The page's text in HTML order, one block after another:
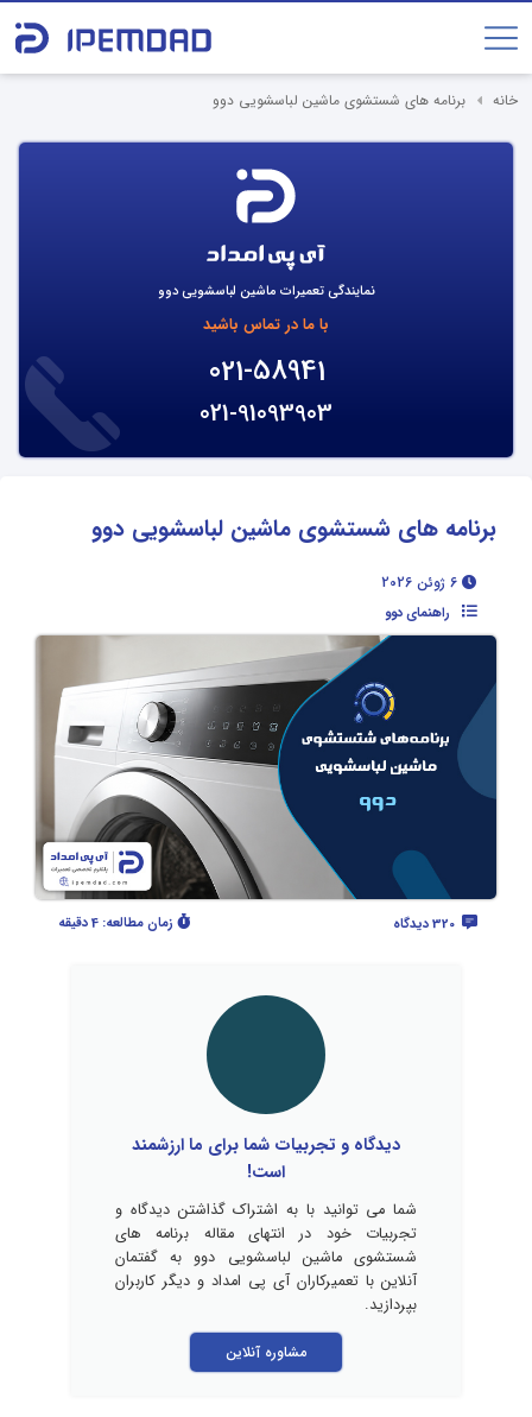
خانه برنامه های شستشوی ماشین لباسشویی دوو
نمایندگی تعمیرات ماشین لباسشویی دوو
با ما در تماس باشید
021-58941
021-91093903
برنامه های شستشوی ماشین لباسشویی دوو
راهنمای دوو
زمان مطالعه: 4 دقیقه
دیدگاه و تجربیات شما برای ما ارزشمند
است!
شما می توانید با به اشتراک گذاشتن دیدگاه و
تجربیات خود در انتهای مقاله برنامه های
شستشوی ماشین لباسشویی دوو به گفتمان
آنلاین با تعمیرکاران آی پی امداد و دیگر کاربران
بپردازید.
مشاوره آنلاین